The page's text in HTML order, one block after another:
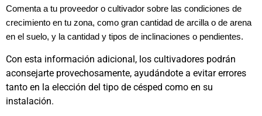
Comenta a tu proveedor o cultivador sobre las condiciones de
crecimiento en tu zona, como gran cantidad de arcilla o de arena
en el suelo, y la cantidad y tipos de inclinaciones o pendientes.
Con esta información adicional, los cultivadores podrán
aconsejarte provechosamente, ayudándote a evitar errores
tanto en la elección del tipo de césped como en su
instalación.